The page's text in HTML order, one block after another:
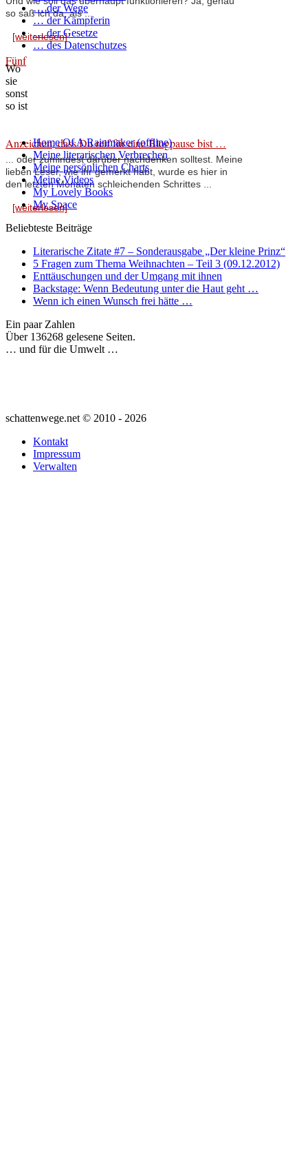
so saß ich da, als ...
[weiterlesen]
Fünf
Anzeichen, dass Du reif für eine Blogpause bist …
... oder zumindest darüber nachdenken solltest. Meine
lieben Leser, wie ihr gemerkt habt, wurde es hier in
den letzten Monaten schleichenden Schrittes ...
[weiterlesen]
… der Wege
… der Kämpferin
… der Gesetze
… des Datenschutzes
Wo
sie
sonst
so ist
Home Of A Rainmaker (offline)
Meine literarischen Verbrechen
Meine persönlichen Charts
Meine Videos
My Lovely Books
My Space
Beliebteste Beiträge
Literarische Zitate #7 – Sonderausgabe „Der kleine Prinz“
5 Fragen zum Thema Weihnachten – Teil 3 (09.12.2012)
Enttäuschungen und der Umgang mit ihnen
Backstage: Wenn Bedeutung unter die Haut geht …
Wenn ich einen Wunsch frei hätte …
Ein paar Zahlen
Über 136268 gelesene Seiten.
… und für die Umwelt …
schattenwege.net © 2010 - 2026
Kontakt
Impressum
Verwalten